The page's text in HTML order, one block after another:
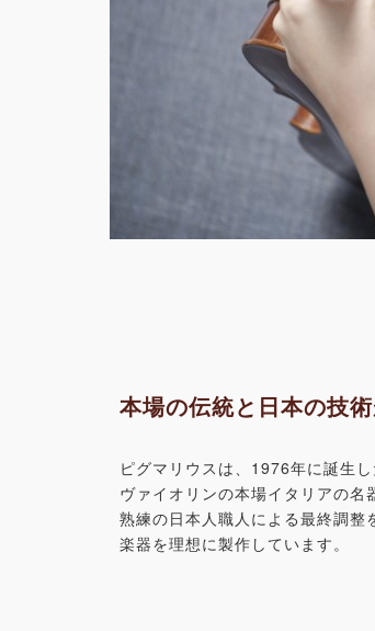
本場の伝統と日本の技
ピグマリウスは、1976年に誕生し
ヴァイオリンの本場イタリアの名
熟練の日本人職人による最終調整
楽器を理想に製作しています。